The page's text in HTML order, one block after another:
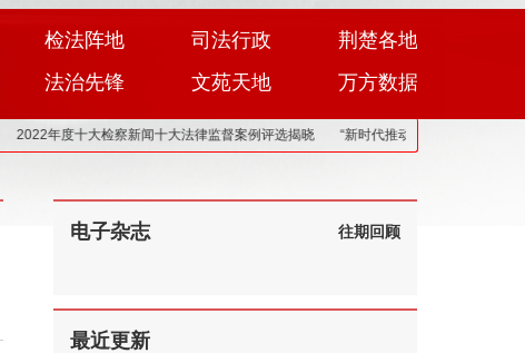
检法阵地 司法行政
荆楚各地
法治先锋 文苑天地 万方数据
十大检察新闻十大法律监督案例评选揭晓 “新时代推动法治进程2022年度十大案件
电子杂志 往期回顾
最近更新